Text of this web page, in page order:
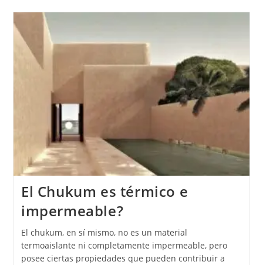
El Chukum es térmico e
impermeable?
El chukum, en sí mismo, no es un material
termoaislante ni completamente impermeable, pero
posee ciertas propiedades que pueden contribuir a